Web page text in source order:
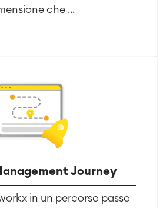
che ...
Journey
in un percorso passo